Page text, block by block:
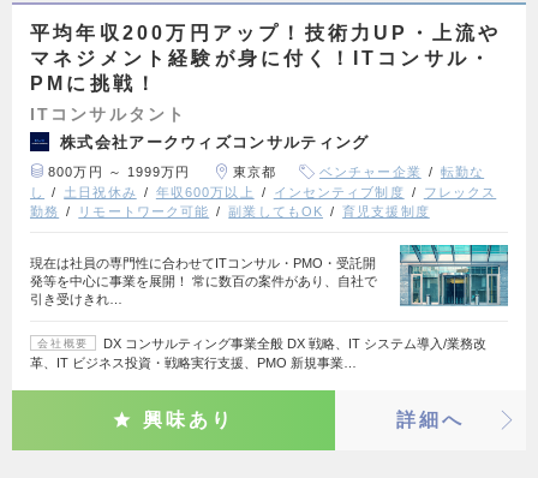
平均年収200万円アップ！技術力UP・上流や
マネジメント経験が身に付く！ITコンサル・
PMに挑戦！
ITコンサルタント
株式会社アークウィズコンサルティング
800万円 ～ 1999万円 東京都 ベンチャー企業
転勤な
し
土日祝休み 年収600万以上 インセンティブ制度
フレックス
勤務
リモートワーク可能 副業してもOK 育児支援制度
現在は社員の専門性に合わせてITコンサル・PMO・受託開
発等を中心に事業を展開！ 常に数百の案件があり、自社で
引き受けきれ…
会社概要
DX コンサルティング事業全般 DX 戦略、IT システム導入/業務改
革、IT ビジネス投資・戦略実行支援、PMO 新規事業…
興味あり 詳細へ